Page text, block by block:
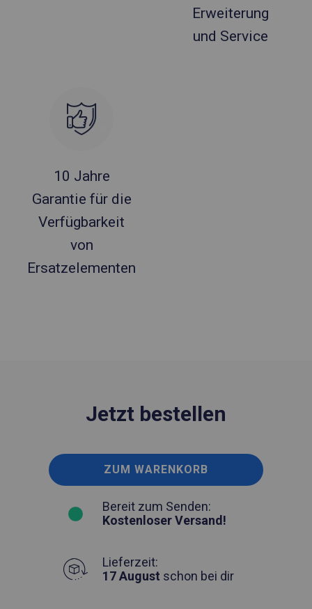
Erweiterung
und Service
10 Jahre
Garantie für die
Verfügbarkeit
von
Ersatzelementen
Jetzt bestellen
ZUM WARENKORB
Bereit zum Senden:
Kostenloser Versand!
Lieferzeit:
17 August schon bei dir